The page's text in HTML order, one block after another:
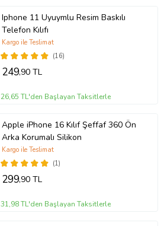
Iphone 11 Uyuymlu Resim Baskılı
Telefon Kılıfı
(16)
Kargo ile Teslimat
249,90 TL
26,65 TL'den Başlayan Taksitlerle
Apple iPhone 16 Kılıf Şeffaf 360 Ön
Arka Korumalı Silikon
(1)
Kargo ile Teslimat
299,90 TL
31,98 TL'den Başlayan Taksitlerle